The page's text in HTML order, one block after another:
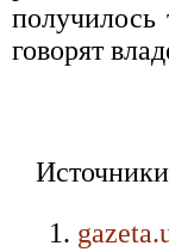
говорят